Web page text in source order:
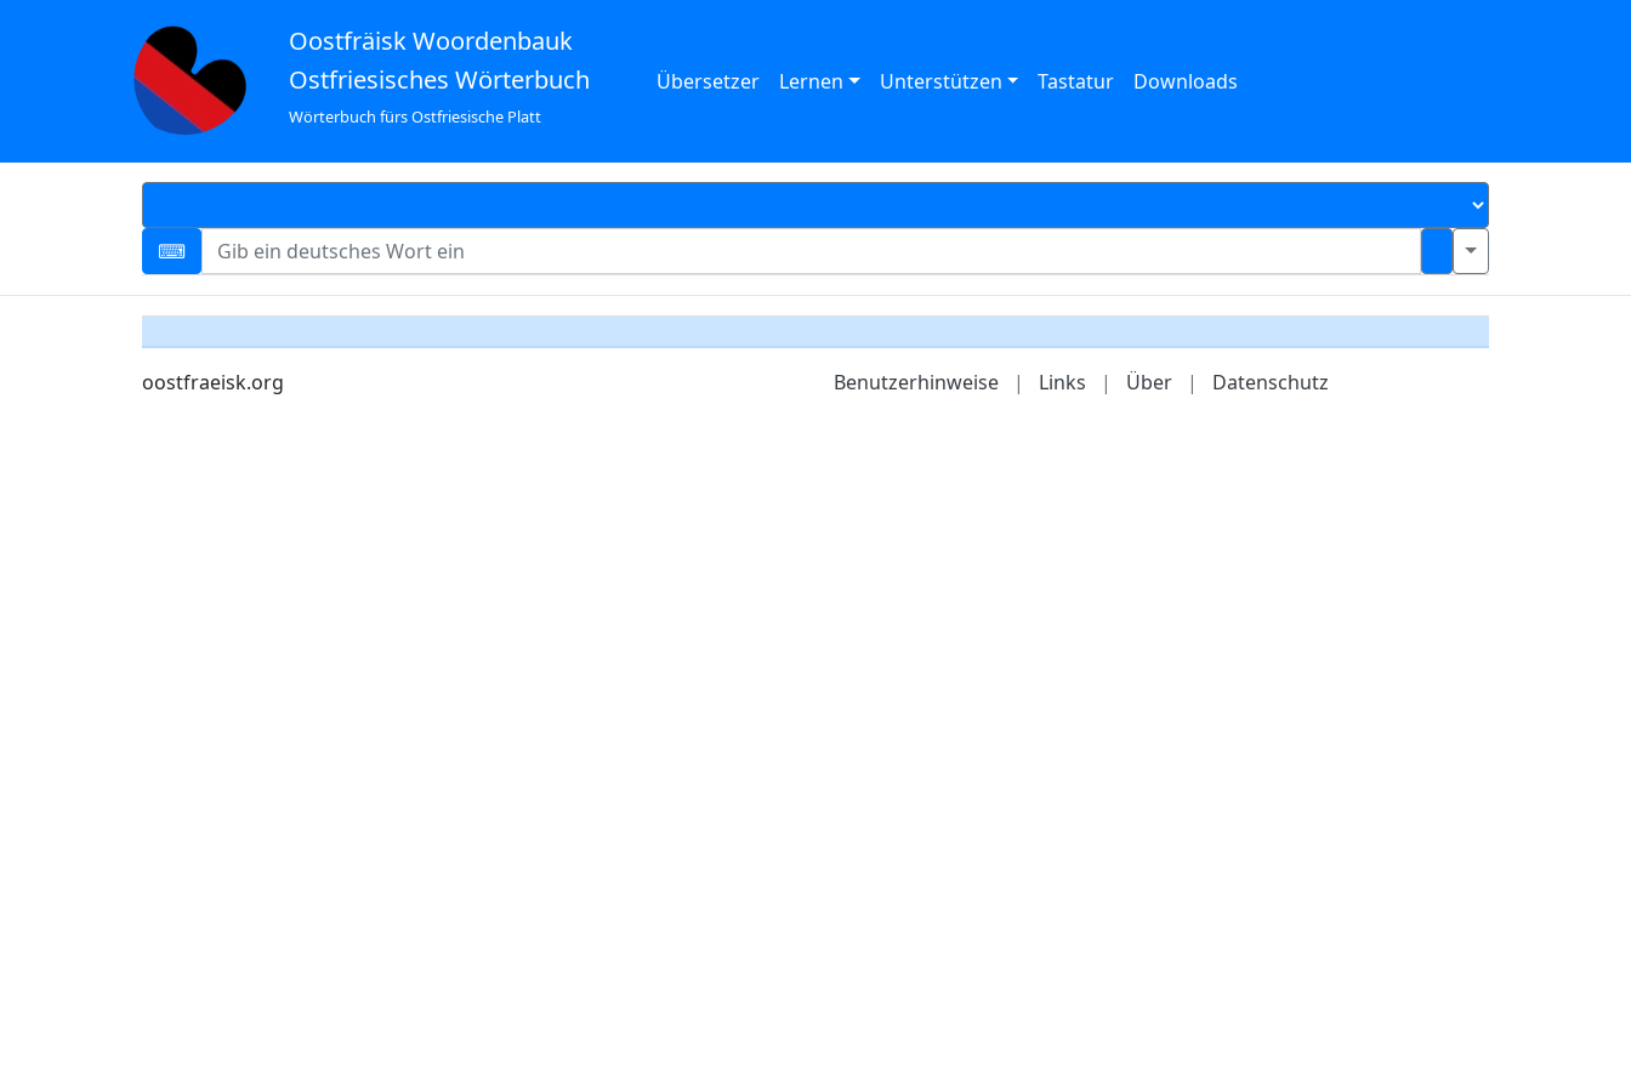
Oostfräisk Woordenbauk
Ostfriesisches Wörterbuch
Wörterbuch fürs Ostfriesische Platt
Übersetzer Lernen Unterstützen Tastatur Downloads
oostfraeisk.org Benutzerhinweise | Links | Über | Datenschutz